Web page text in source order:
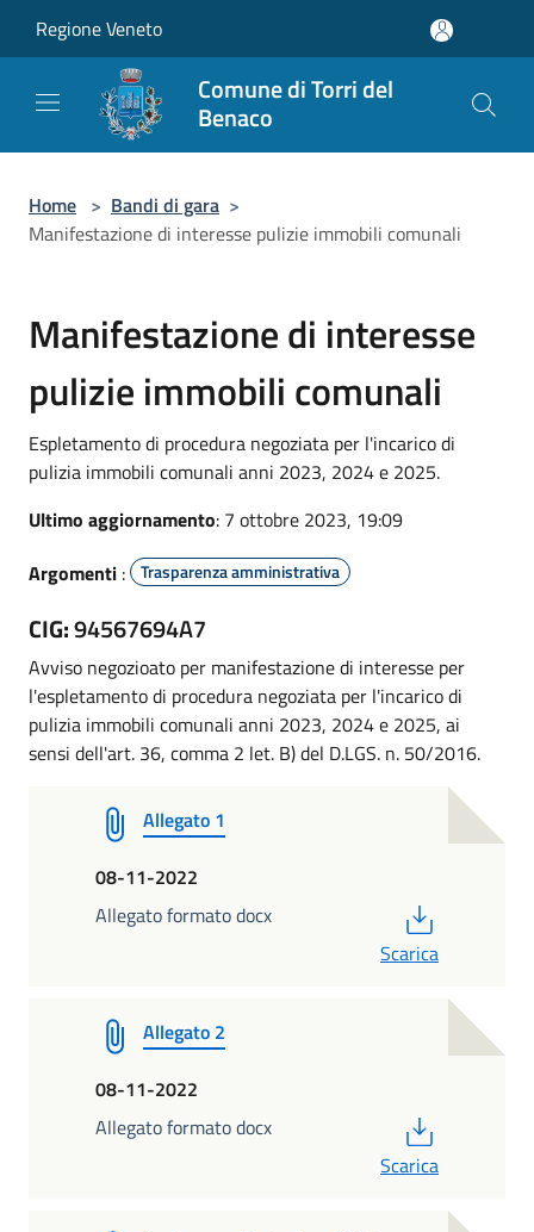
Regione Veneto
Comune di Torri del
Benaco
Home > Bandi di gara >
Manifestazione di interesse pulizie immobili comunali
Manifestazione di interesse
pulizie immobili comunali
Espletamento di procedura negoziata per l'incarico di
pulizia immobili comunali anni 2023, 2024 e 2025.
Ultimo aggiornamento: 7 ottobre 2023, 19:09
Argomenti : Trasparenza amministrativa
CIG:94567694A7
Avviso negozioato per manifestazione di interesse per
l'espletamento di procedura negoziata per l'incarico di
pulizia immobili comunali anni 2023, 2024 e 2025, ai
sensi dell'art. 36, comma 2 let. B) del D.LGS. n. 50/2016.
Allegato 1
08-11-2022
Allegato formato docx
Scarica
Allegato 2
08-11-2022
Allegato formato docx
Scarica